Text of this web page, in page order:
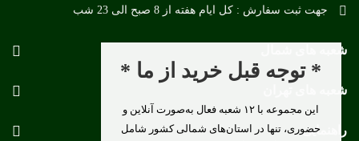
جهت ثبت سفارش : کل ایام هفته از 8 صبح الی 23 شب
شعبه های شمال
شعبه های تهران
راهنمایی
* توجه قبل خرید از ما *
این مجموعه با ۱۲ شعبه فعال به‌صورت آنلاین و
حضوری، تنها در استان‌های شمالی کشور شامل